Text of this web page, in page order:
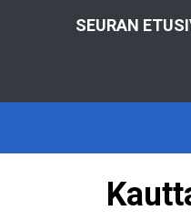
SEURAN